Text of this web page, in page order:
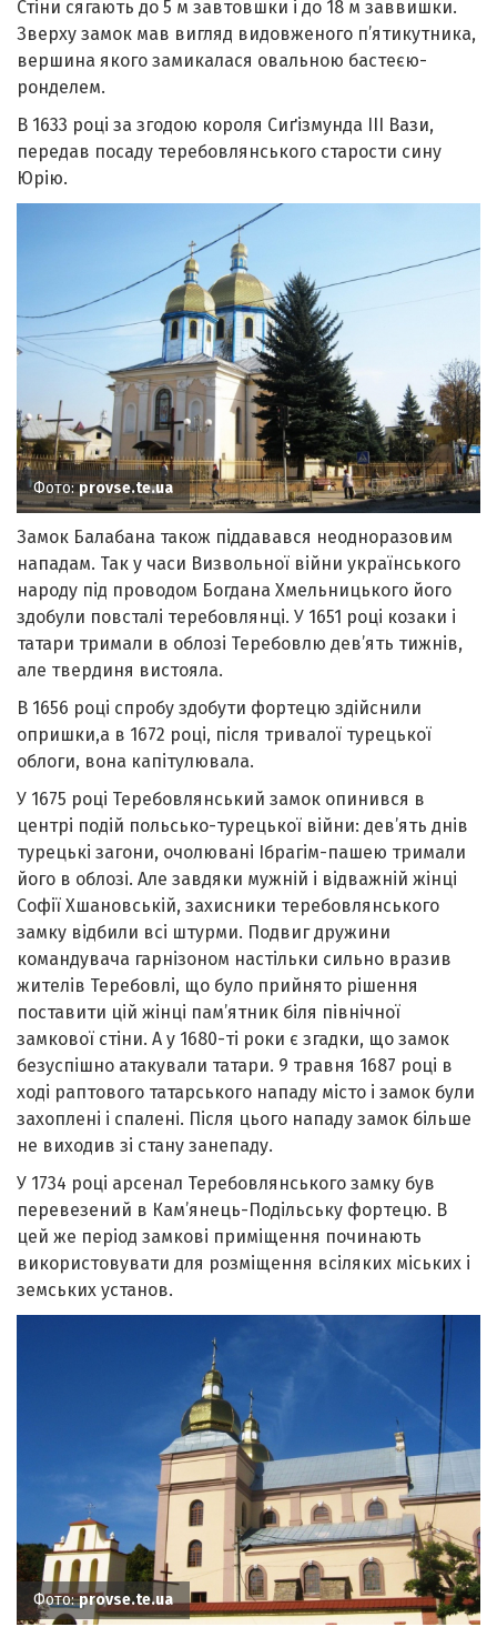
Стіни сягають до 5 м завтовшки і до 18 м заввишки.
Зверху замок мав вигляд видовженого п’ятикутника,
вершина якого замикалася овальною бастеєю-
ронделем.
В 1633 році за згодою короля Сиґізмунда III Вази,
передав посаду теребовлянського старости сину
Юрію.
Фото:provse.te.ua
Замок Балабана також піддавався неодноразовим
нападам. Так у часи Визвольної війни українського
народу під проводом Богдана Хмельницького його
здобули повсталі теребовлянці. У 1651 році козаки і
татари тримали в облозі Теребовлю дев’ять тижнів,
але твердиня вистояла.
В 1656 році спробу здобути фортецю здійснили
опришки,а в 1672 pоці, після тривалої турецької
облоги, вона капітулювала.
У 1675 році Теребовлянський замок опинився в
центрі подій польсько-турецької війни: дев’ять днів
турецькі загони, очолювані Ібрагім-пашею тримали
його в облозі. Але завдяки мужній і відважній жінці
Софії Хшановській, захисники теребовлянського
замку відбили всі штурми. Подвиг дружини
командувача гарнізоном настільки сильно вразив
жителів Теребовлі, що було прийнято рішення
поставити цій жінці пам’ятник біля північної
замкової стіни. А у 1680-ті роки є згадки, що замок
безуспішно атакували татари. 9 травня 1687 році в
ході раптового татарського нападу місто і замок були
захоплені і спалені. Після цього нападу замок більше
не виходив зі стану занепаду.
У 1734 році арсенал Теребовлянського замку був
перевезений в Кам’янець-Подільську фортецю. В
цей же період замкові приміщення починають
використовувати для розміщення всіляких міських і
земських установ.
Фото:provse.te.ua